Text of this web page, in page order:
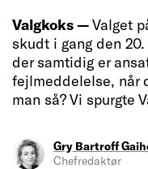
Valgkoks —Valget
skudt i gang den
der samtidig er
fejlmeddelelse, når
man så? Vi spurgte
Gry Bartroff
Chefredaktør